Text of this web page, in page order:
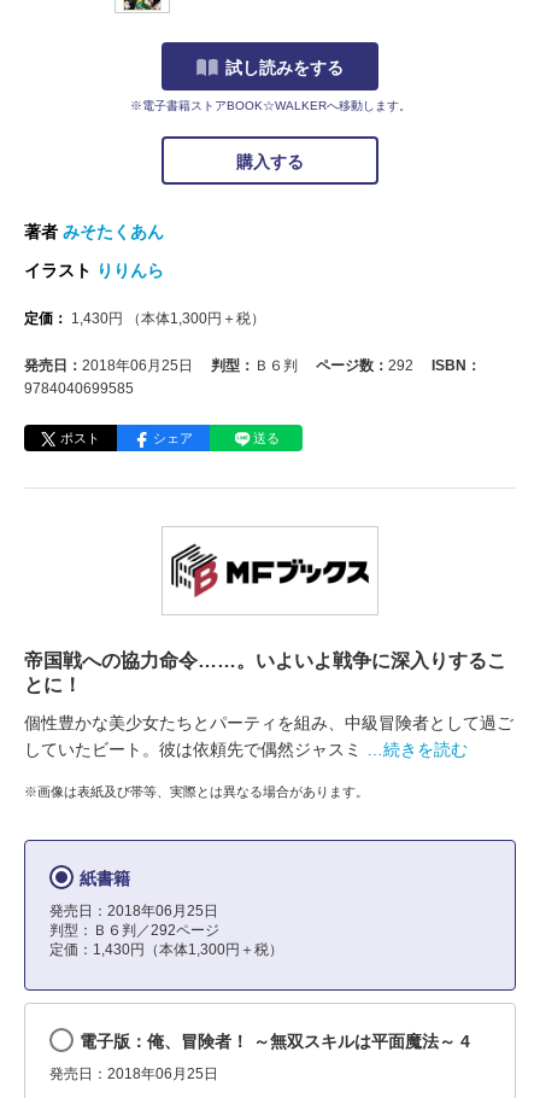
試し読みをする
※電子書籍ストアBOOK☆WALKERへ移動します。
購入する
著者 みそたくあん
イラスト りりんら
定価： 1,430円 （本体1,300円＋税）
発売日： 2018年06月25日 判型： Ｂ６判 ページ数： 292
ISBN：
9784040699585
ポスト シェア 送る
帝国戦への協力命令……。いよいよ戦争に深入りするこ
とに！
個性豊かな美少女たちとパーティを組み、中級冒険者として過ご
していたビート。彼は依頼先で偶然ジャスミ
…続きを読む
※画像は表紙及び帯等、実際とは異なる場合があります。
紙書籍
発売日：2018年06月25日
判型：Ｂ６判／292ページ
定価：1,430円（本体1,300円＋税）
電子版：俺、冒険者！ ～無双スキルは平面魔法～ 4
発売日：2018年06月25日